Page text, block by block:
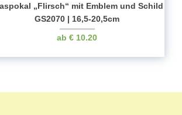
„Flirsch“ mit Emblem und Schild
GS2070 | 16,5-20,5cm
€ 10.20